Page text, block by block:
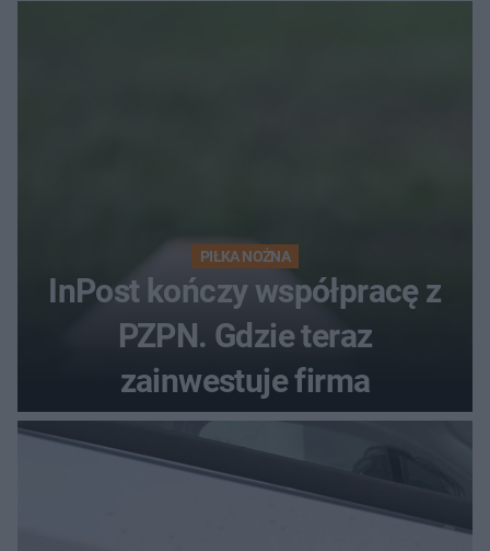
PIŁKA NOŻNA
InPost kończy współpracę z
PZPN. Gdzie teraz
zainwestuje firma